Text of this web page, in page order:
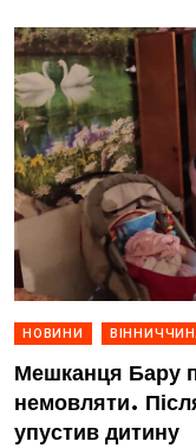
НОВИНИ
Мешканця Бару
немовляти.
упустив дитину